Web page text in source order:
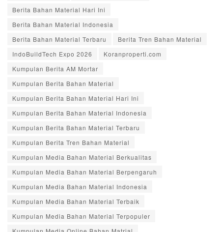
Berita Bahan Material Hari Ini
Berita Bahan Material Indonesia
Berita Bahan Material Terbaru
Berita Tren Bahan Material
IndoBuildTech Expo 2026
Koranproperti.com
Kumpulan Berita AM Mortar
Kumpulan Berita Bahan Material
Kumpulan Berita Bahan Material Hari Ini
Kumpulan Berita Bahan Material Indonesia
Kumpulan Berita Bahan Material Terbaru
Kumpulan Berita Tren Bahan Material
Kumpulan Media Bahan Material Berkualitas
Kumpulan Media Bahan Material Berpengaruh
Kumpulan Media Bahan Material Indonesia
Kumpulan Media Bahan Material Terbaik
Kumpulan Media Bahan Material Terpopuler